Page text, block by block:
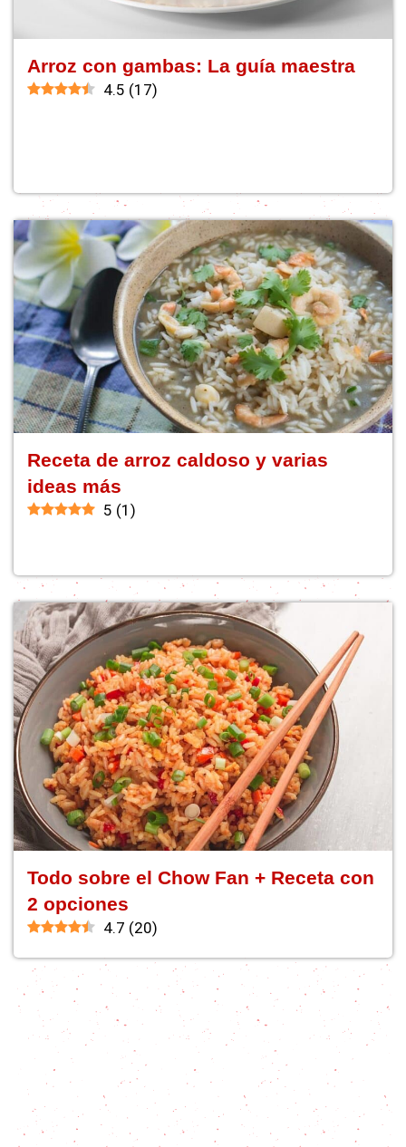
Arroz con gambas: La guía maestra
4.5 (17)
Receta de arroz caldoso y varias
ideas más
5 (1 )
Todo sobre el Chow Fan + Receta con
2 opciones
4.7 (20)